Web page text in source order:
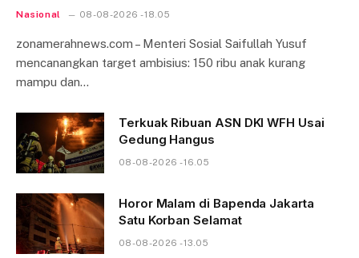
Nasional 08-08-2026 - 18.05
zonamerahnews.com – Menteri Sosial Saifullah Yusuf
mencanangkan target ambisius: 150 ribu anak kurang
mampu dan…
Terkuak Ribuan ASN DKI WFH Usai
Gedung Hangus
08-08-2026 - 16.05
Horor Malam di Bapenda Jakarta
Satu Korban Selamat
08-08-2026 - 13.05